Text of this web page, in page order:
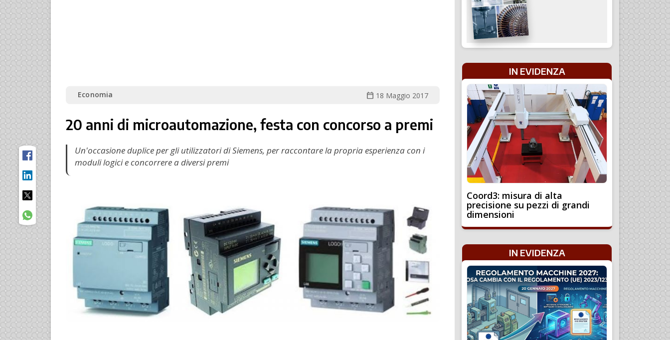
Economia calendar_today 18 Maggio 2017
20 anni di microautomazione, festa con concorso a premi
Un'occasione duplice per gli utilizzatori di Siemens, per raccontare la propria esperienza con i
moduli logici e concorrere a diversi premi
IN EVIDENZA
Coord3: misura di alta
precisione su pezzi di grandi
dimensioni
IN EVIDENZA